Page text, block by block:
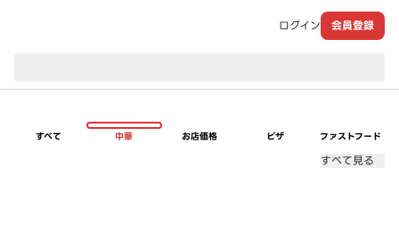
ログイン 会員登録
すべて 中華 お店価格 ピザ ファストフード
すべて見る